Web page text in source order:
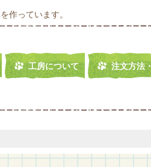
作っています。
工房について 注文方法